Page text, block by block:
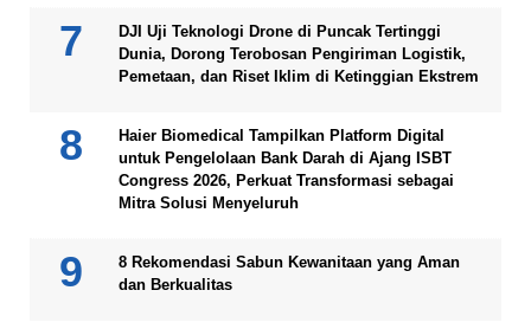
DJI Uji Teknologi Drone di Puncak Tertinggi
Dunia, Dorong Terobosan Pengiriman Logistik,
Pemetaan, dan Riset Iklim di Ketinggian Ekstrem
Haier Biomedical Tampilkan Platform Digital
untuk Pengelolaan Bank Darah di Ajang ISBT
Congress 2026, Perkuat Transformasi sebagai
Mitra Solusi Menyeluruh
8 Rekomendasi Sabun Kewanitaan yang Aman
dan Berkualitas